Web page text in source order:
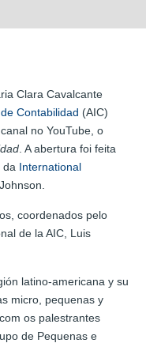
Clara Cavalcante
Contabilidad (AIC)
no YouTube, o
. A abertura foi feita
da International
coordenados pelo
de la AIC, Luis
latino-americana y su
micro, pequenas y
os palestrantes
de Pequenas e